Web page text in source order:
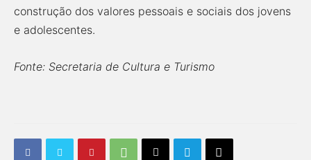
construção dos valores pessoais e sociais dos jovens
e adolescentes.
Fonte: Secretaria de Cultura e Turismo